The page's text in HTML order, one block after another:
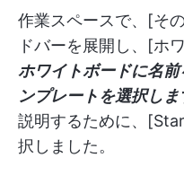
作業スペースで、[そ
ドバーを展開し、[ホ
ホワイトボードに名
ンプレートを選択しま
説明するために、
択しました。